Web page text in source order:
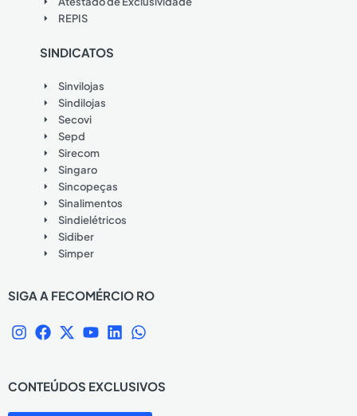
REPIS
SINDICATOS
Sinvilojas
Sindilojas
Secovi
Sepd
Sirecom
Singaro
Sincopeças
Sinalimentos
Sindielétricos
Sidiber
Simper
SIGA A FECOMÉRCIO RO
I
n
a
g
F
a
b
o
X
-
i
t
Y
o
u
b
L
i
e
d
W
h
s
a
CONTEÚDOS EXCLUSIVOS